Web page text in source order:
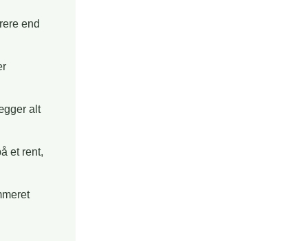
end
alt
et rent,